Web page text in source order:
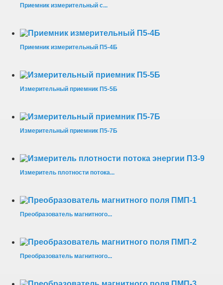
Приемник измерительный с...
Приемник измерительный П5-4Б
Измерительный приемник П5-5Б
Измерительный приемник П5-7Б
Измеритель плотности потока...
Преобразователь магнитного...
Преобразователь магнитного...